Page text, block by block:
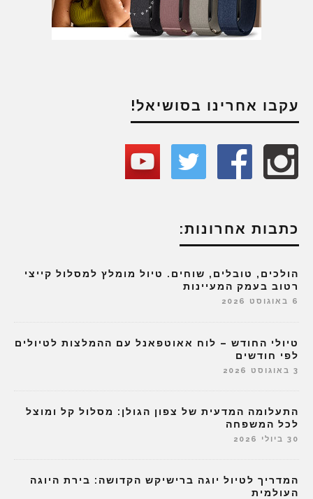
עקבו אחרינו בסושיאל!
כתבות אחרונות:
הולכים, טובלים, שוחים. טיול מומלץ למסלול קייצי
רטוב בעמק המעיינות
6 באוגוסט 2026
טיולי החודש – לוח אאוטפאנל עם ההמלצות לטיולים
לפי חודשים
3 באוגוסט 2026
התעלומה המדעית של צפון הגולן: מסלול קל ומוצל
לכל המשפחה
30 ביולי 2026
המדריך לטיול יוגה ברישיקש הקדושה: בירת היוגה
העולמית